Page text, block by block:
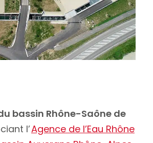
bassin Rhône-Saône de
l’Agence de l’Eau Rhône